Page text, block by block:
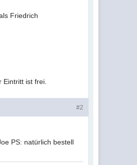
Friedrich
ist frei.
#2
PS: natürlich bestell